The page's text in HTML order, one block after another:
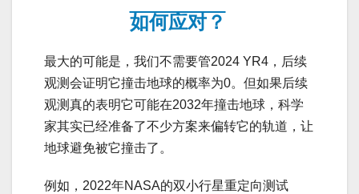
如何应对？
最大的可能是，我们不需要管2024 YR4，后续
观测会证明它撞击地球的概率为0。但如果后续
观测真的表明它可能在2032年撞击地球，科学
家其实已经准备了不少方案来偏转它的轨道，让
地球避免被它撞击了。
例如，2022年NASA的双小行星重定向测试